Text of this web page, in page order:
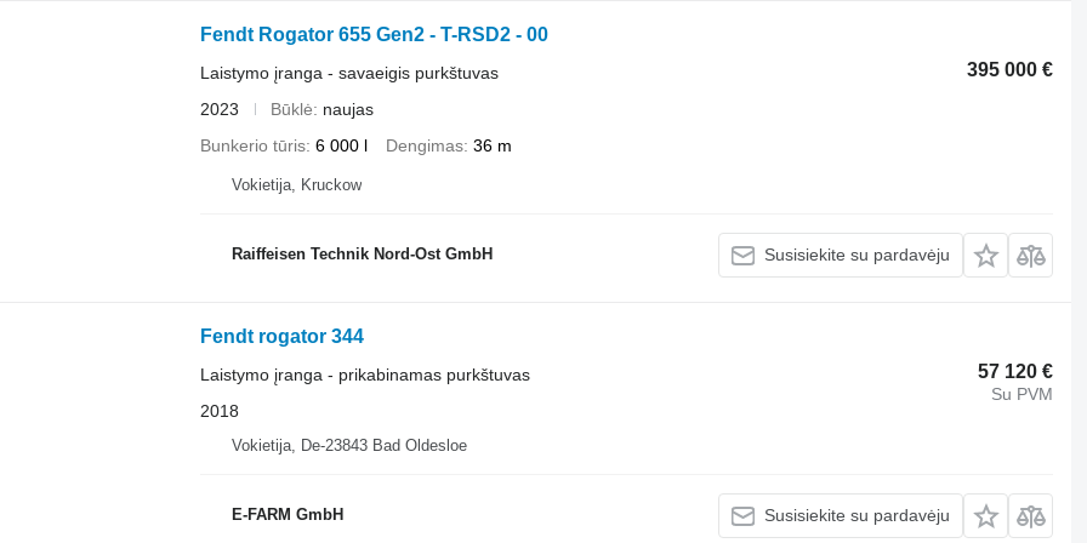
Fendt Rogator 655 Gen2 - T-RSD2 - 00
395 000 €
Laistymo įranga - savaeigis purkštuvas
2023
Būklė
naujas
Bunkerio tūris 6 000 l Dengimas 36 m
Vokietija, Kruckow
Raiffeisen Technik Nord-Ost GmbH Susisiekite su pardavėju
Fendt rogator 344
57 120 €
Su PVM
Laistymo įranga - prikabinamas purkštuvas
2018
Vokietija, De-23843 Bad Oldesloe
E-FARM GmbH Susisiekite su pardavėju